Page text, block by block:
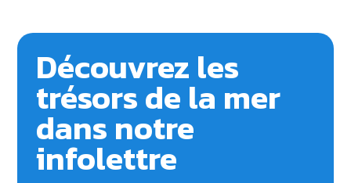
Découvrez les
trésors de la mer
dans notre
infolettre